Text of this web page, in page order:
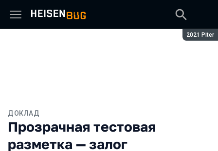
Сезон:
2021 Piter
ДОКЛАД
Прозрачная тестовая
разметка — залог